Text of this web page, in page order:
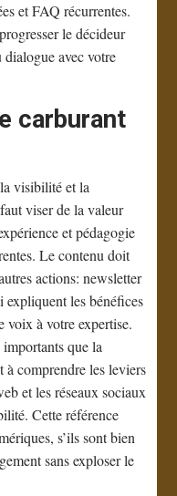
et FAQ récurrentes.
le décideur
dialogue avec votre
carburant
visibilité et la
viser de la valeur
et pédagogie
Le contenu doit
actions: newsletter
expliquent les bénéfices
voix à votre expertise.
que la
comprendre les leviers
et les réseaux sociaux
Cette référence
s’ils sont bien
sans exploser le